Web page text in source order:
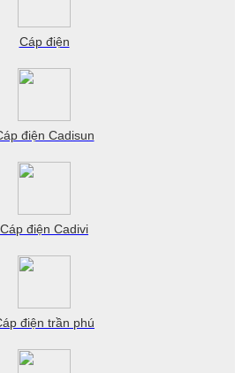
Cáp điện
điện Cadisun
Cáp điện Cadivi
điện trần phú